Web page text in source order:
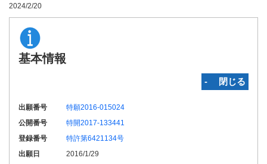
2024/2/20
基本情報
‐ 閉じる
出願番号
特願2016-015024
公開番号
特開2017-133441
登録番号
特許第6421134号
出願日
2016/1/29